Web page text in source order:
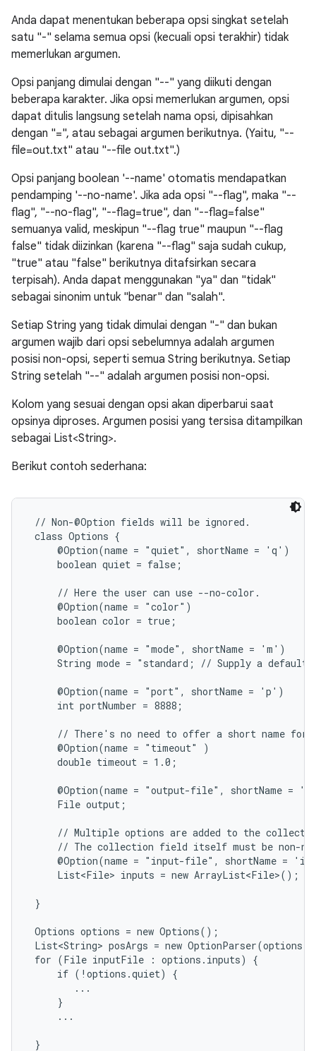
Anda dapat menentukan beberapa opsi singkat setelah
satu "-" selama semua opsi (kecuali opsi terakhir) tidak
memerlukan argumen.
Opsi panjang dimulai dengan "--" yang diikuti dengan
beberapa karakter. Jika opsi memerlukan argumen, opsi
dapat ditulis langsung setelah nama opsi, dipisahkan
dengan "=", atau sebagai argumen berikutnya. (Yaitu, "--
file=out.txt" atau "--file out.txt".)
Opsi panjang boolean '--name' otomatis mendapatkan
pendamping '--no-name'. Jika ada opsi "--flag", maka "--
flag", "--no-flag", "--flag=true", dan "--flag=false"
semuanya valid, meskipun "--flag true" maupun "--flag
false" tidak diizinkan (karena "--flag" saja sudah cukup,
"true" atau "false" berikutnya ditafsirkan secara
terpisah). Anda dapat menggunakan "ya" dan "tidak"
sebagai sinonim untuk "benar" dan "salah".
Setiap String yang tidak dimulai dengan "-" dan bukan
argumen wajib dari opsi sebelumnya adalah argumen
posisi non-opsi, seperti semua String berikutnya. Setiap
String setelah "--" adalah argumen posisi non-opsi.
Kolom yang sesuai dengan opsi akan diperbarui saat
opsinya diproses. Argumen posisi yang tersisa ditampilkan
sebagai List<String>.
Berikut contoh sederhana:
// Non-@Option fields will be ignored.
class Options {
     @Option(name = "quiet", shortName = 'q')
     boolean quiet = false;
     // Here the user can use --no-color.
     @Option(name = "color")
     boolean color = true;
     @Option(name = "mode", shortName = 'm')
String mode = "standard; // Supply a default
     @Option(name = "port", shortName = 'p')
     int portNumber = 8888;
// There's no need to offer a short name for
     @Option(name = "timeout" )
     double timeout = 1.0;
@Option(name = "output-file", shortName =
     File output;
// Multiple options are added to the
// The collection field itself must be non-
@Option(name = "input-file", shortName =
     List<File> inputs = new ArrayList<File>();
}
Options options = new Options();
List<String> posArgs = new
for (File inputFile : options.inputs) {
     if (!options.quiet) {
        ...
     }
     ...
}